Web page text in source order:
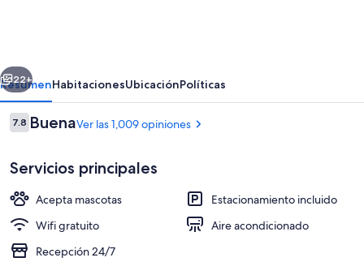
Siguiente
22+
ResumenHabitacionesUbicaciónPolíticas
Opiniones
7.87.8 de 10,
BuenaVer las 1,009 opiniones
Servicios principales
Acepta mascotas
Estacionamiento incluido
Wifi gratuito
Aire acondicionado
Recepción 24/7